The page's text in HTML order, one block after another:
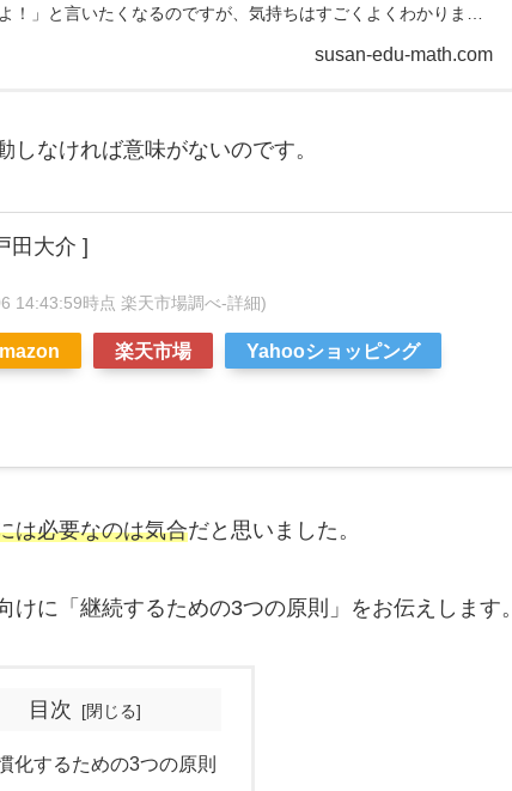
！」と言いたくなるのですが、気持ちはすごくよくわかりま
susan-edu-math.com
なければ意味がないのです。
田大介 ]
14:43:59時点 楽天市場調べ-詳細)
楽天市場 Yahooショッピング
は必要なのは気合だと思いました。
に「継続するための3つの原則」をお伝えします。
目次
化するための3つの原則